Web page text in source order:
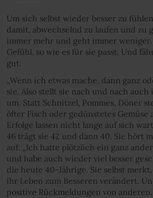
Um sich selbst wieder besser zu
damit, abwechselnd zu laufen und zu
immer mehr und geht immer weniger.
Gefühl, so wie es für sie passt. Und
gut.
„Wenn ich etwas mache, dann ganz
sie. Also stellt sie nach und nach
um. Statt Schnitzel, Pommes, Döner
öfter Fisch oder gedünstetes Gemüse
Erfolge lassen nicht lange auf sich
46 trägt sie 42 und dann 40. Sie hört
auf. „Ich hatte plötzlich ein ganz
und habe auch wieder viel besser
die heute 40-Jährige. Sie selbst
ihr Leben zum Besseren verändert.
positive Rückmeldungen von anderen.